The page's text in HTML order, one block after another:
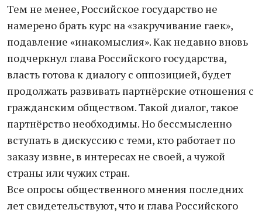
Тем не менее, Российское государство не
намерено брать курс на «закручивание гаек»,
подавление «инакомыслия». Как недавно вновь
подчеркнул глава Российского государства,
власть готова к диалогу с оппозицией, будет
продолжать развивать партнёрские отношения с
гражданским обществом. Такой диалог, такое
партнёрство необходимы. Но бессмысленно
вступать в дискуссию с теми, кто работает по
заказу извне, в интересах не своей, а чужой
страны или чужих стран.
Все опросы общественного мнения последних
лет свидетельствуют, что и глава Российского